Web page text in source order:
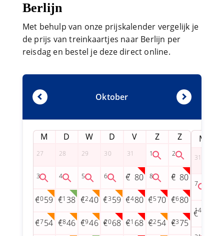
Berlijn
Met behulp van onze prijskalender vergelijk je
de prijs van treinkaartjes naar Berlijn per
reisdag en bestel je deze direct online.
Oktober
M D W D V Z Z
80 80
59 38 40 59 80 70 80
54 46 46 68 68 54 75
M
49